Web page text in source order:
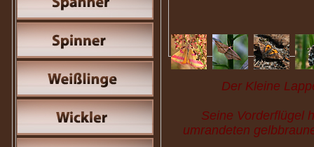
Der Kleine
Seine Vorderflügel
umrandeten